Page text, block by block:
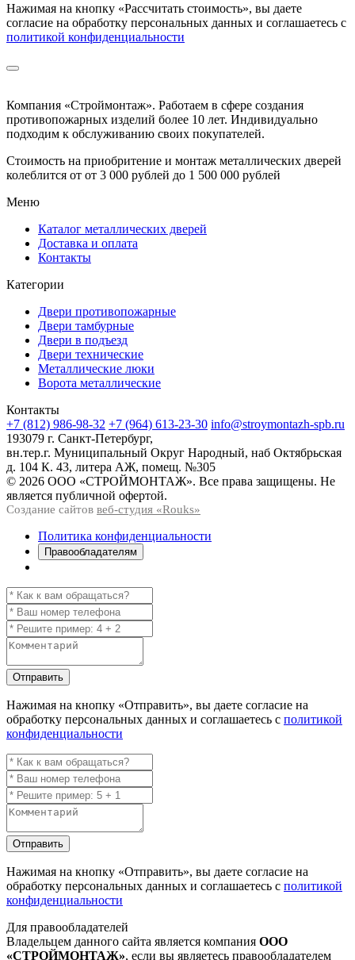
Нажимая на кнопку «Рассчитать стоимость», вы даете
согласие на обработку персональных данных и соглашаетесь с
политикой конфиденциальности
Компания «Строймонтаж». Работаем в сфере создания
противопожарных изделий более 10 лет. Индивидуально
подходим к обслуживанию своих покупателей.
Стоимость на приобритение и монтаж металлических дверей
колеблится от от 3 000 рублей до 1 500 000 рублей
Меню
Каталог металлических дверей
Доставка и оплата
Контакты
Категории
Двери противопожарные
Двери тамбурные
Двери в подъезд
Двери технические
Металлические люки
Ворота металлические
Контакты
+7 (812) 986-98-32 +7 (964) 613-23-30 info@stroymontazh-spb.ru
193079 г. Санкт-Петербург,
вн.тер.г. Муниципальный Округ Народный, наб Октябрьская
д. 104 К. 43, литера АЖ, помещ. №305
© 2026 ООО «СТРОЙМОНТАЖ». Все права защищены. Не
является публичной офертой.
Создание сайтов веб-студия «Rouks»
Политика конфиденциальности
Правообладателям
Отправить
Нажимая на кнопку «Отправить», вы даете согласие на
обработку персональных данных и соглашаетесь с политикой
конфиденциальности
Отправить
Нажимая на кнопку «Отправить», вы даете согласие на
обработку персональных данных и соглашаетесь с политикой
конфиденциальности
Для правообладателей
Владельцем данного сайта является компания ООО
«СТРОЙМОНТАЖ», если вы являетесь правообладателем